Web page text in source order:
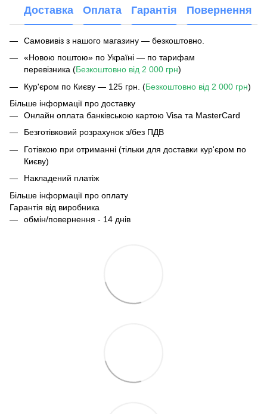
Доставка Оплата Гарантія Повернення
Самовивіз з нашого магазину — безкоштовно.
«Новою поштою» по Україні — по тарифам
перевізника (Безкоштовно від 2 000 грн)
Кур'єром по Києву — 125 грн. (Безкоштовно від 2 000 грн)
Більше інформації про доставку
Онлайн оплата банківською картою Visa та MasterCard
Безготівковий розрахунок з/без ПДВ
Готівкою при отриманні (тільки для доставки кур'єром по
Києву)
Накладений платіж
Більше інформації про оплату
Гарантія від виробника
обмін/повернення - 14 днів